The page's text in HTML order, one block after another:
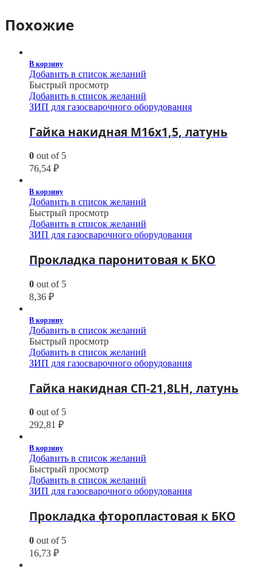
Похожие
В корзину
Добавить в список желаний
Быстрый просмотр
Добавить в список желаний
ЗИП для газосварочного оборудования
Гайка накидная М16х1,5, латунь
0 out of 5
76,54 ₽
В корзину
Добавить в список желаний
Быстрый просмотр
Добавить в список желаний
ЗИП для газосварочного оборудования
Прокладка паронитовая к БКО
0 out of 5
8,36 ₽
В корзину
Добавить в список желаний
Быстрый просмотр
Добавить в список желаний
ЗИП для газосварочного оборудования
Гайка накидная СП-21,8LH, латунь
0 out of 5
292,81 ₽
В корзину
Добавить в список желаний
Быстрый просмотр
Добавить в список желаний
ЗИП для газосварочного оборудования
Прокладка фторопластовая к БКО
0 out of 5
16,73 ₽